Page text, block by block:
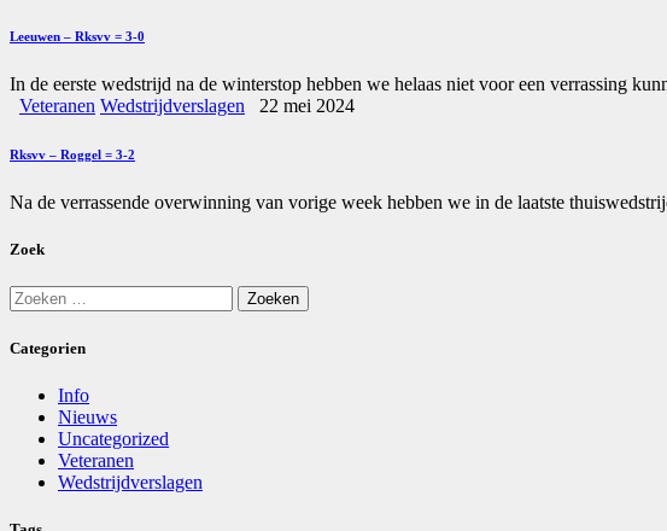
Leeuwen – Rksvv = 3-0
In de eerste wedstrijd na de winterstop hebben we helaas niet voor een verrassing
Veteranen Wedstrijdverslagen 22 mei 2024
Rksvv – Roggel = 3-2
Na de verrassende overwinning van vorige week hebben we in de laatste
Zoek
Zoeken
naar:
Categorien
Info
Nieuws
Uncategorized
Veteranen
Wedstrijdverslagen